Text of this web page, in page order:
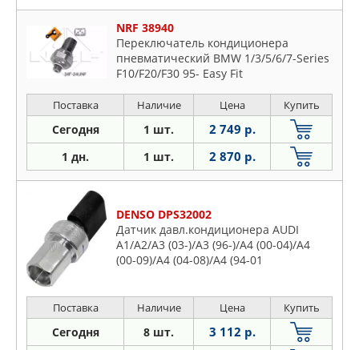
NRF 38940
Переключатель кондиционера
пневматический BMW 1/3/5/6/7-Series
F10/F20/F30 95- Easy Fit
Поставка Наличие Цена Купить
Сегодня 1 шт. 2 749 р.
1 дн. 1 шт. 2 870 р.
DENSO DPS32002
Датчик давл.кондиционера AUDI
A1/A2/A3 (03-)/A3 (96-)/A4 (00-04)/A4
(00-09)/A4 (04-08)/A4 (94-01
Поставка Наличие Цена Купить
Сегодня 8 шт. 3 112 р.